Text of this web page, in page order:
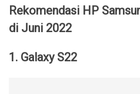
Rekomendasi HP
di Juni 2022
1. Galaxy S22